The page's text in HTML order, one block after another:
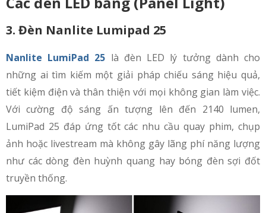
3. Đèn Nanlite Lumipad 25
Nanlite LumiPad 25 là đèn LED lý tưởng dành cho
những ai tìm kiếm một giải pháp chiếu sáng hiệu quả,
tiết kiệm điện và thân thiện với mọi không gian làm việc.
Với cường độ sáng ấn tượng lên đến 2140 lumen,
LumiPad 25 đáp ứng tốt các nhu cầu quay phim, chụp
ảnh hoặc livestream mà không gây lãng phí năng lượng
như các dòng đèn huỳnh quang hay bóng đèn sợi đốt
truyền thống.